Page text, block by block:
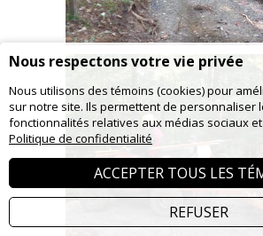
Nous respectons votre vie privée
Nous utilisons des témoins (cookies) pour
sur notre site. Ils permettent de personnaliser
fonctionnalités relatives aux médias sociaux
Politique de confidentialité
ACCEPTER TOUS LES
REFUSER